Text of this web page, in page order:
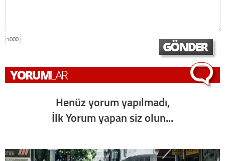
1000
Henüz yorum yapılmadı,
İlk Yorum yapan siz olun...